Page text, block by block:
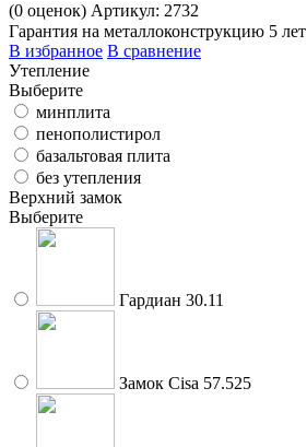
(0 оценок) Артикул: 2732
Гарантия на металлоконструкцию 5 лет
В избранное В сравнение
Утепление
Выберите
минплита
пенополистирол
базальтовая плита
без утепления
Верхний замок
Выберите
Гардиан 30.11
Замок Cisa 57.525